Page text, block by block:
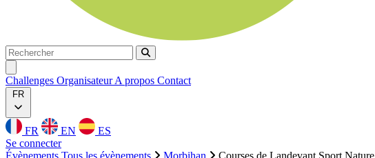
Rechercher
Rechercher
Challenges OrganisateurA propos Contact
FR
FR EN
ES
Se connecter
Évènements Tous les évènements Morbihan
Courses de Landevant Sport Nature